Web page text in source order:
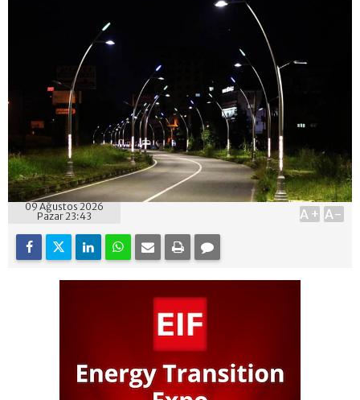
09 Ağustos 2026
Pazar 23:43
A+ A-